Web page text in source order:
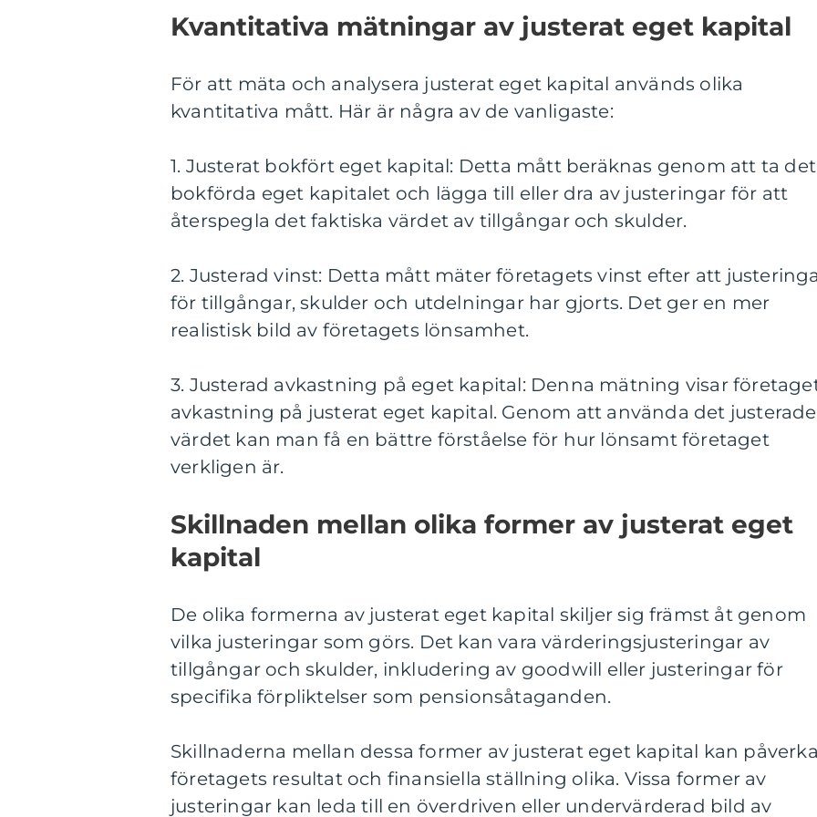
Kvantitativa mätningar av justerat eget kapital
För att mäta och analysera justerat eget kapital används olika
kvantitativa mått. Här är några av de vanligaste:
1. Justerat bokfört eget kapital: Detta mått beräknas genom att ta det
bokförda eget kapitalet och lägga till eller dra av justeringar för att
återspegla det faktiska värdet av tillgångar och skulder.
2. Justerad vinst: Detta mått mäter företagets vinst efter att
för tillgångar, skulder och utdelningar har gjorts. Det ger en mer
realistisk bild av företagets lönsamhet.
3. Justerad avkastning på eget kapital: Denna mätning visar
avkastning på justerat eget kapital. Genom att använda det justerade
värdet kan man få en bättre förståelse för hur lönsamt företaget
verkligen är.
Skillnaden mellan olika former av justerat eget
kapital
De olika formerna av justerat eget kapital skiljer sig främst åt genom
vilka justeringar som görs. Det kan vara värderingsjusteringar av
tillgångar och skulder, inkludering av goodwill eller justeringar för
specifika förpliktelser som pensionsåtaganden.
Skillnaderna mellan dessa former av justerat eget kapital kan påverka
företagets resultat och finansiella ställning olika. Vissa former av
justeringar kan leda till en överdriven eller undervärderad bild av